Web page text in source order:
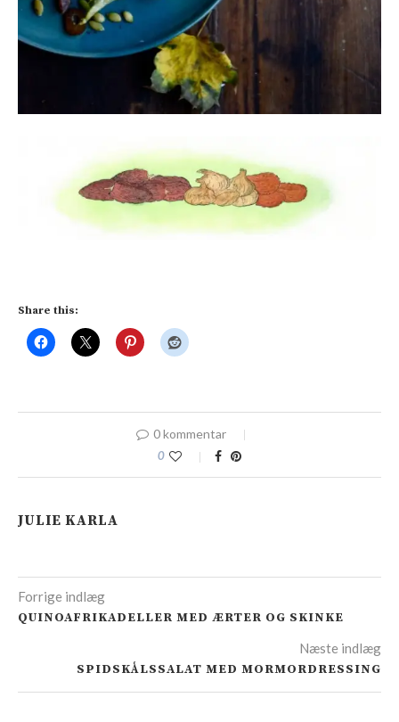
Share this:
0 kommentar
0
JULIE KARLA
Forrige indlæg
QUINOAFRIKADELLER MED ÆRTER OG SKINKE
Næste indlæg
SPIDSKÅLSSALAT MED MORMORDRESSING